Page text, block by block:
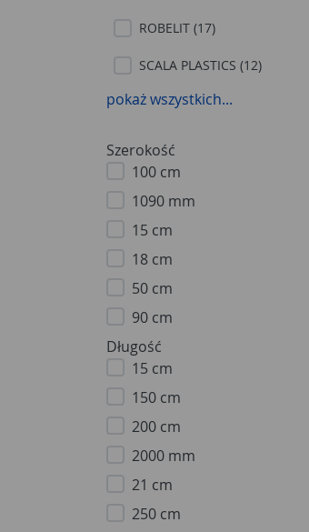
ROBELIT (17)
SCALA PLASTICS (12)
pokaż wszystkich...
Szerokość
100 cm
1090 mm
15 cm
18 cm
50 cm
90 cm
Długość
15 cm
150 cm
200 cm
2000 mm
21 cm
250 cm